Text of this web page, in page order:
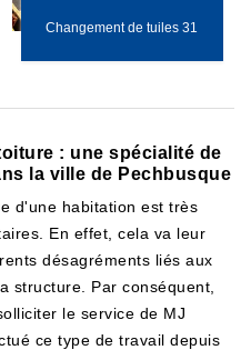
Changement de tuiles 31
: une spécialité de
la ville de Pechbusque
d'une habitation est très
En effet, cela va leur
désagréments liés aux
structure. Par conséquent,
le service de MJ
ce type de travail depuis